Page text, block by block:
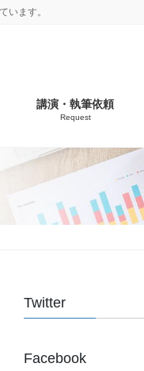
います。
講演・執筆依頼
Request
Twitter
Facebook